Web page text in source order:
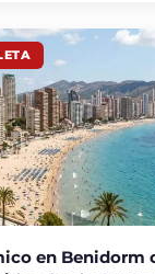
en Benidorm